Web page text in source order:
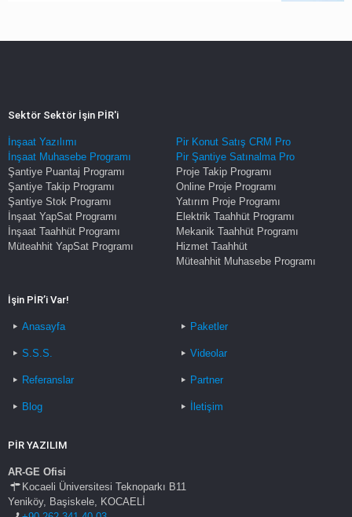
Sektör Sektör İşin PİR'i
İnşaat Yazılımı
İnşaat Muhasebe Programı
Şantiye Puantaj Programı
Şantiye Takip Programı
Şantiye Stok Programı
İnşaat YapSat Programı
İnşaat Taahhüt Programı
Müteahhit YapSat Programı
Pir Konut Satış CRM Pro
Pir Şantiye Satınalma Pro
Proje Takip Programı
Online Proje Programı
Yatırım Proje Programı
Elektrik Taahhüt Programı
Mekanik Taahhüt Programı
Hizmet Taahhüt
Müteahhit Muhasebe Programı
İşin PİR’i Var!
Anasayfa Paketler
S.S.S. Videolar
Referanslar Partner
Blog İletişim
PİR YAZILIM
AR-GE Ofisi
Kocaeli Üniversitesi Teknoparkı B11
Yeniköy, Başiskele, KOCAELİ